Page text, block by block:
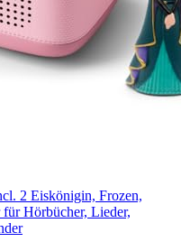
2 Eiskönigin, Frozen,
Hörbücher, Lieder,